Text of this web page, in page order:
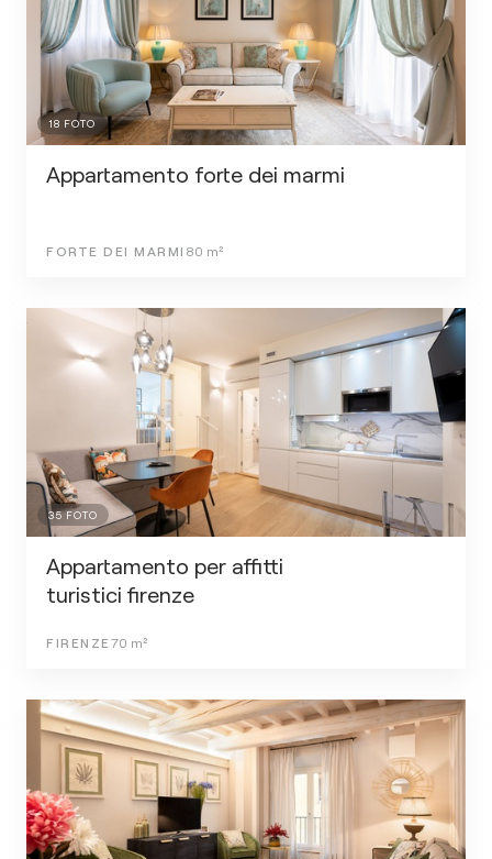
18 FOTO
Appartamento forte dei marmi
FORTE DEI MARMI 80 m²
35FOTO
Appartamento per affitti
turistici firenze
FIRENZE 70 m²